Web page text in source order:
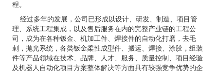
程。
经过多年的发展，公司已形成以设计、研发、制造、项目管
理、系统工程集成，以及售后服务在内的完整产业链的工程公
司，成为在各种钣金、机加工件、焊接件的自动化打磨，去毛
刺，抛光系统，各类钣金柔性成型件、搬运、焊接、涂胶，组装
件等产品领域在技术、品牌、人才、服务、质量控制、项目经验
及机器人自动化项目方案整体解决等方面具有较强竞争优势的企